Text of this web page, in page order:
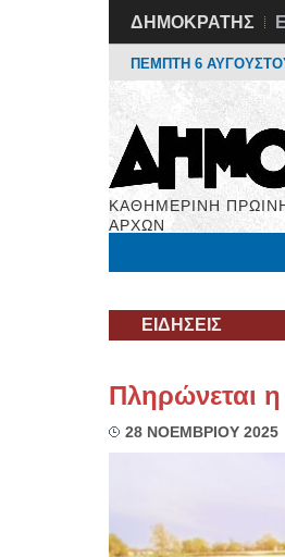
ΔΗΜΟΚΡΑΤΗΣ
ΠΕΜΠΤΗ 6
ΚΑΘΗΜΕΡΙΝΗ
ΑΡΧΩΝ
ΕΙΔΗΣΕΙΣ
Πληρώνεται
28 ΝΟΕΜΒΡΙΟΥ 2025